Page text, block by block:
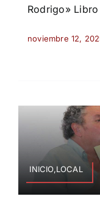
Rodrigo»
noviembre 12,
INICIO,LOCAL